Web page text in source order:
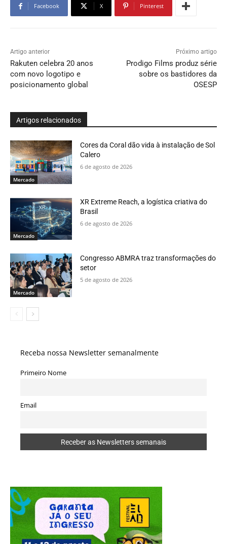
Facebook X Pinterest
Artigo anterior
Rakuten celebra 20 anos
com novo logotipo e
posicionamento global
Próximo artigo
Prodigo Films produz série
sobre os bastidores da
OSESP
Artigos relacionados
Mercado
Cores da Coral dão vida à instalação de Sol
Calero
6 de agosto de 2026
Mercado
XR Extreme Reach, a logística criativa do
Brasil
6 de agosto de 2026
Mercado
Congresso ABMRA traz transformações do
setor
5 de agosto de 2026
Receba nossa Newsletter semanalmente
Primeiro Nome
Email